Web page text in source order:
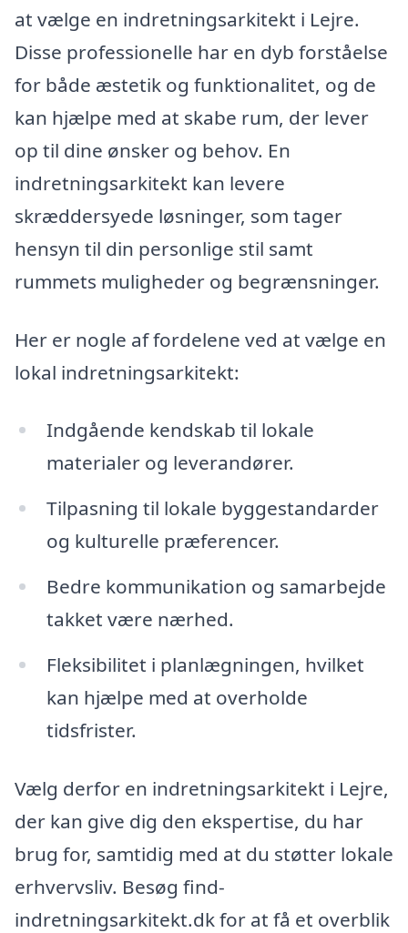
at vælge en indretningsarkitekt i Lejre.
Disse professionelle har en dyb forståelse
for både æstetik og funktionalitet, og de
kan hjælpe med at skabe rum, der lever
op til dine ønsker og behov. En
indretningsarkitekt kan levere
skræddersyede løsninger, som tager
hensyn til din personlige stil samt
rummets muligheder og begrænsninger.
Her er nogle af fordelene ved at vælge en
lokal indretningsarkitekt:
Indgående kendskab til lokale
materialer og leverandører.
Tilpasning til lokale byggestandarder
og kulturelle præferencer.
Bedre kommunikation og samarbejde
takket være nærhed.
Fleksibilitet i planlægningen, hvilket
kan hjælpe med at overholde
tidsfrister.
Vælg derfor en indretningsarkitekt i Lejre,
der kan give dig den ekspertise, du har
brug for, samtidig med at du støtter lokale
erhvervsliv. Besøg find-
indretningsarkitekt.dk for at få et overblik